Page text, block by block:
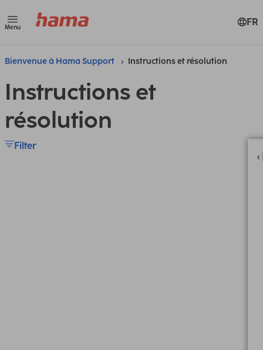
Menu FR
Bienvenue à Hama Support Instructions et résolution
Instructions et
résolution
Filter